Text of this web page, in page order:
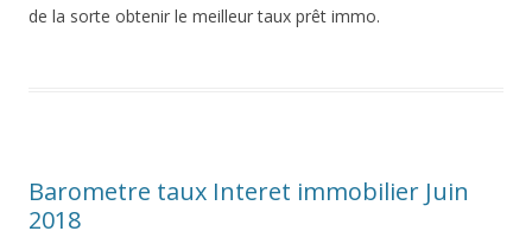
de la sorte obtenir le meilleur taux prêt immo.
Barometre taux Interet immobilier Juin
2018